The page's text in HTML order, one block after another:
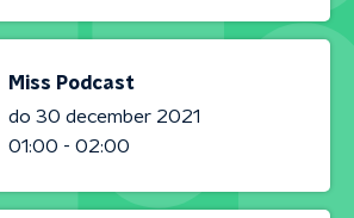
Miss Podcast
do 30 december 2021
01:00 - 02:00